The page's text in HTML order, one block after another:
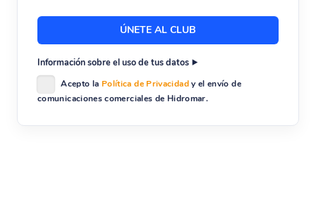
Información sobre el uso de tus datos
Acepto la Política de Privacidady el envío de
comunicaciones comerciales de Hidromar.